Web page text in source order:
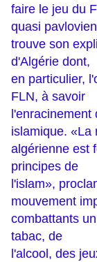
faire le jeu du
quasi pavlovien
trouve son
d'Algérie dont,
en particulier,
FLN, à savoir
islamique. «La
algérienne est
principes de
l'islam»,
mouvement
combattants
tabac, de
l'alcool, des